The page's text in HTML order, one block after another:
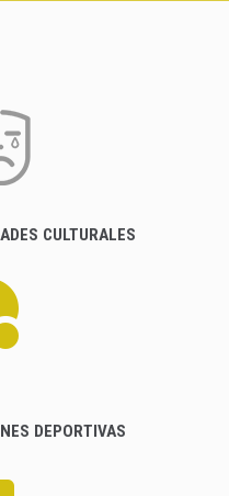
CULTURALES
DEPORTIVAS